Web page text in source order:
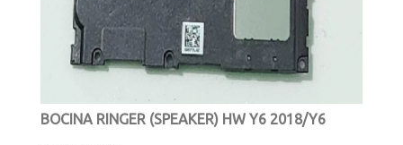
BOCINA RINGER (SPEAKER) HW Y6 2018/Y6